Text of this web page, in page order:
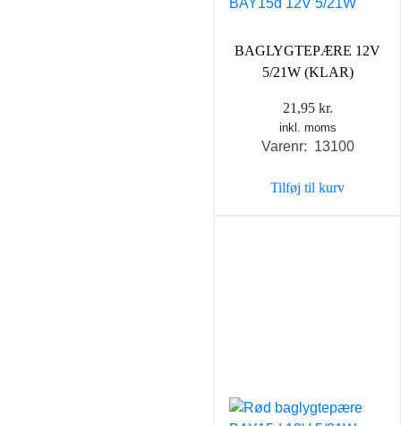
BAGLYGTEPÆRE 12V
5/21W (KLAR)
21,95 kr.
inkl. moms
Varenr: 13100
Tilføj til kurv